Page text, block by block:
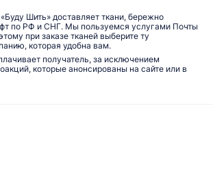
Шить» доставляет ткани, бережно
по РФ и СНГ. Мы пользуемся услугами Почты
при заказе тканей выберите ту
которая удобна вам.
получатель, за исключением
которые анонсированы на сайте или в